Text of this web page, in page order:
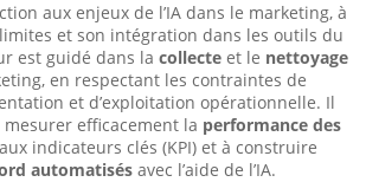
aux enjeux de l’IA dans le marketing, à
et son intégration dans les outils du
est guidé dans la collecte et le nettoyage
en respectant les contraintes de
et d’exploitation opérationnelle. Il
efficacement la performance des
indicateurs clés (KPI) et à construire
automatisés avec l’aide de l’IA.